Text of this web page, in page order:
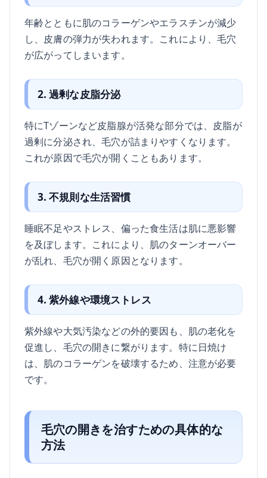
年齢とともに肌のコラーゲンやエラスチンが減少
し、皮膚の弾力が失われます。これにより、毛穴
が広がってしまいます。
2. 過剰な皮脂分泌
特にTゾーンなど皮脂腺が活発な部分では、皮脂が
過剰に分泌され、毛穴が詰まりやすくなります。
これが原因で毛穴が開くこともあります。
3. 不規則な生活習慣
睡眠不足やストレス、偏った食生活は肌に悪影響
を及ぼします。これにより、肌のターンオーバー
が乱れ、毛穴が開く原因となります。
4. 紫外線や環境ストレス
紫外線や大気汚染などの外的要因も、肌の老化を
促進し、毛穴の開きに繋がります。特に日焼け
は、肌のコラーゲンを破壊するため、注意が必要
です。
毛穴の開きを治すための具体的な
方法